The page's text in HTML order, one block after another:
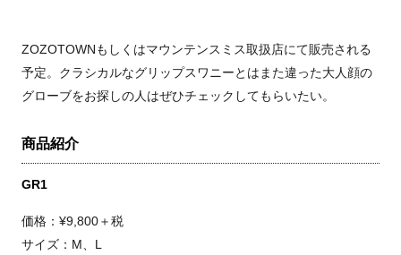
ZOZOTOWNもしくはマウンテンスミス取扱店にて販売される
予定。クラシカルなグリップスワニーとはまた違った大人顔の
グローブをお探しの人はぜひチェックしてもらいたい。
商品紹介
GR1
価格： ¥9,800＋税
サイズ： M
L